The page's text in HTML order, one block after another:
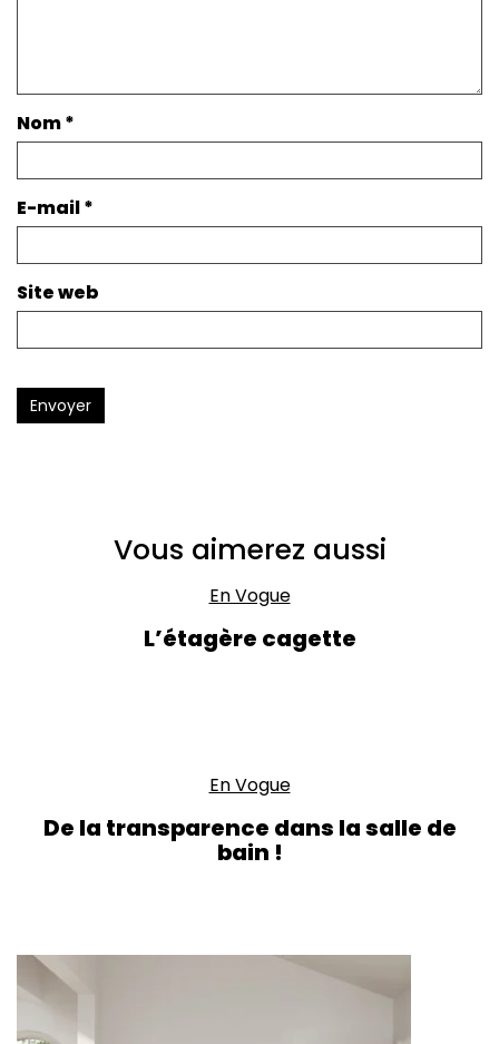
Nom*
E-mail*
Site web
Envoyer
Vous aimerez aussi
En Vogue
L’étagère cagette
En Vogue
De la transparence dans la salle de
bain !